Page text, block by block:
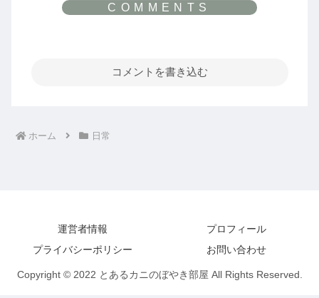
コメントを書き込む
ホーム 日常
運営者情報
プロフィール
プライバシーポリシー
お問い合わせ
Copyright © 2022 とあるカニのぼやき部屋 All Rights Reserved.